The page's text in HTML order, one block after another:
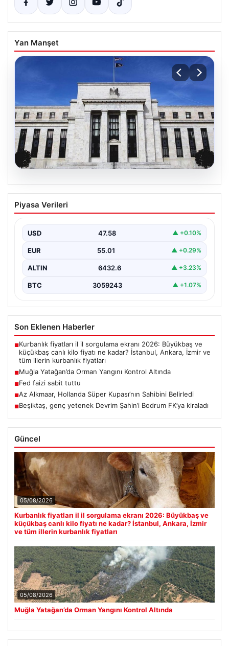
Yan Manşet
Fed faizi sabit tuttu
Piyasa Verileri
USD 47.58 ▲ +0.10%
EUR 55.01 ▲ +0.29%
ALTIN 6432.6 ▲ +3.23%
BTC 3059243 ▲ +1.07%
Son Eklenen Haberler
■Kurbanlık fiyatları il il sorgulama ekranı 2026: Büyükbaş ve
küçükbaş canlı kilo fiyatı ne kadar? İstanbul, Ankara, İzmir ve
tüm illerin kurbanlık fiyatları
■Muğla Yatağan’da Orman Yangını Kontrol Altında
■Fed faizi sabit tuttu
■Az Alkmaar, Hollanda Süper Kupası’nın Sahibini Belirledi
■Beşiktaş, genç yetenek Devrim Şahin’i Bodrum FK’ya kiraladı
Güncel
05/08/2026
Kurbanlık fiyatları il il sorgulama ekranı 2026: Büyükbaş ve
küçükbaş canlı kilo fiyatı ne kadar? İstanbul, Ankara, İzmir
ve tüm illerin kurbanlık fiyatları
05/08/2026
Muğla Yatağan’da Orman Yangını Kontrol Altında